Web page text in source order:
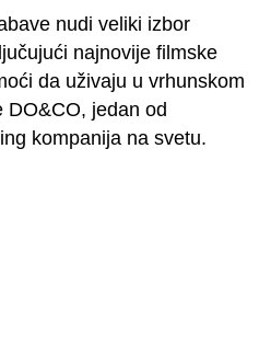
nudi veliki izbor
najnovije filmske
da uživaju u vrhunskom
DO&CO, jedan od
kompanija na svetu.